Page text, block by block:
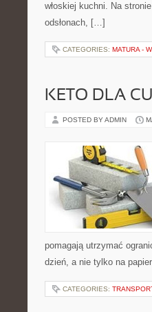
włoskiej kuchni. Na
odsłonach, […]
CATEGORIES: MATURA -
KETO DLA
POSTED BY ADMIN
pomagają utrzymać
dzień, a nie tylko na
CATEGORIES: